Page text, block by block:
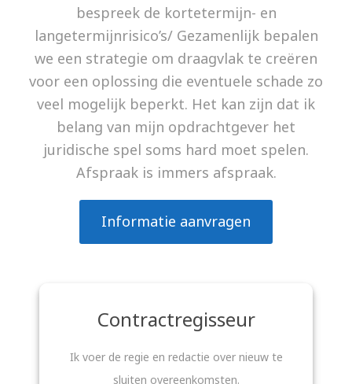
bespreek de kortetermijn- en
langetermijnrisico’s/ Gezamenlijk bepalen
we een strategie om draagvlak te creëren
voor een oplossing die eventuele schade zo
veel mogelijk beperkt. Het kan zijn dat ik
belang van mijn opdrachtgever het
juridische spel soms hard moet spelen.
Afspraak is immers afspraak.
Informatie aanvragen
Contractregisseur
Ik voer de regie en redactie over nieuw te
sluiten overeenkomsten.